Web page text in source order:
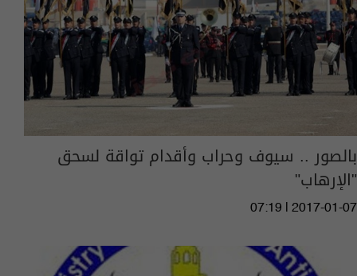
بالصور .. سيوف وحراب وأقدام تواقة لسحق
"الإرهاب"
07:19 | 2017-01-07